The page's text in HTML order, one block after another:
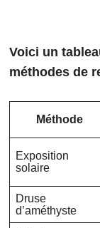
Voici un
méthodes de
Méthode
Exposition
solaire
Druse
d’améthyste